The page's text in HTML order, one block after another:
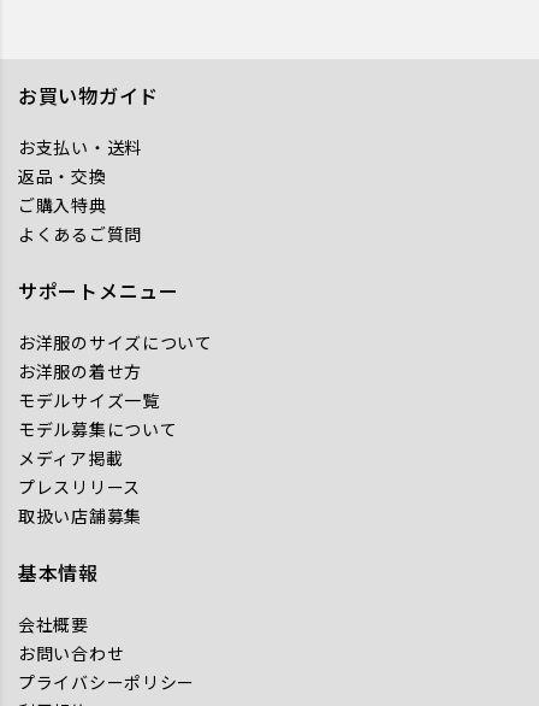
お買い物ガイド
お支払い・送料
返品・交換
ご購入特典
よくあるご質問
サポートメニュー
お洋服のサイズについて
お洋服の着せ方
モデルサイズ一覧
モデル募集について
メディア掲載
プレスリリース
取扱い店舗募集
基本情報
会社概要
お問い合わせ
プライバシーポリシー